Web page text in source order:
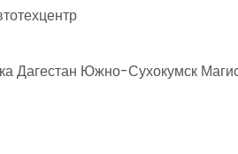
Дагестан Южно-Сухокумск